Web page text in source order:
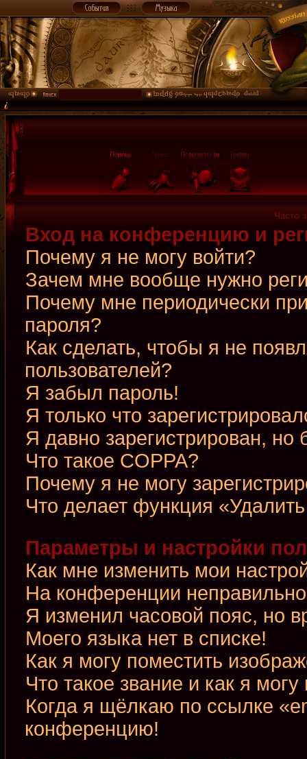
Часто
Вход на конференцию и
Почему я не могу войти?
Зачем мне вообще нужно
Почему мне периодически
пароля?
Как сделать, чтобы я не
пользователей?
Я забыл пароль!
Я только что
Я давно зарегистрирован, но
Что такое COPPA?
Почему я не могу
Что делает функция
Параметры и настройки
Как мне изменить мои
На конференции
Я изменил часовой пояс, но
Моего языка нет в списке!
Как я могу поместить
Что такое звание и как я могу
Когда я щёлкаю по ссылке
конференцию!